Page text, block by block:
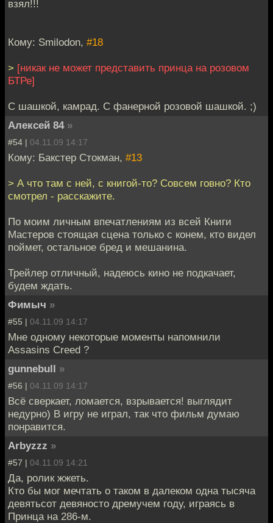
взял!!!
Кому: Smilodon, #18
> [никак не может представить принца на розовом
БТРе]
С шашкой, камрад. С фанерной розовой шашкой. ;)
Алексей 84 »
#54 | 04.11.09 14:17
Кому: Бакстер Стокман, #13
> А что там с ней, с книгой-то? Совсем говно? Кто
смотрел - расскажите.
По моим личным впечатлениям из всей Книги
Мастеров стоящая сцена только с конем, кто видел
поймет, остальное бред и мешанина.
Трейлер отличный, надеюсь кино не подкачает,
будем ждать.
Фимыч »
#55 | 04.11.09 14:17
Мне одному некоторые моменты напомнили
Assasins Creed ?
gunnebull »
#56 | 04.11.09 14:17
Всё сверкает, ломается, взрывается! выглядит
недурно) В игру не играл, так что фильм думаю
понравится.
Arbyzzz »
#57 | 04.11.09 14:21
Да, ролик жжеть.
Кто бы мог мечтать о таком в далеком одна тысяча
девятьсот девяносто дремучем году, играясь в
Принца на 286-м.